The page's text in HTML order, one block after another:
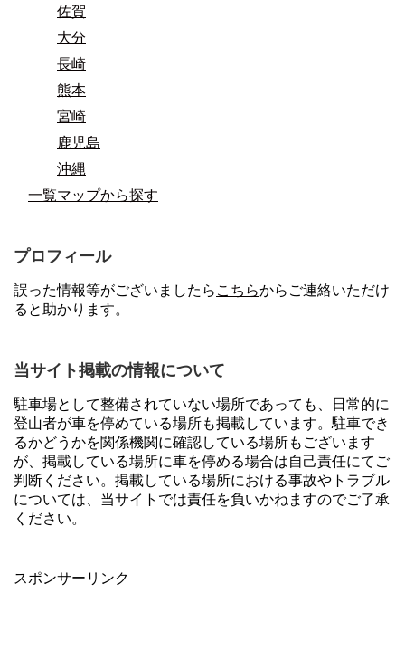
佐賀
大分
長崎
熊本
宮崎
鹿児島
沖縄
一覧マップから探す
プロフィール
誤った情報等がございましたら こちらからご連絡いただけ
ると助かります。
当サイト掲載の情報について
駐車場として整備されていない場所であっても、日常的に
登山者が車を停めている場所も掲載しています。駐車でき
るかどうかを関係機関に確認している場所もございます
が、掲載している場所に車を停める場合は自己責任にてご
判断ください。掲載している場所における事故やトラブル
については、当サイトでは責任を負いかねますのでご了承
ください。
スポンサーリンク